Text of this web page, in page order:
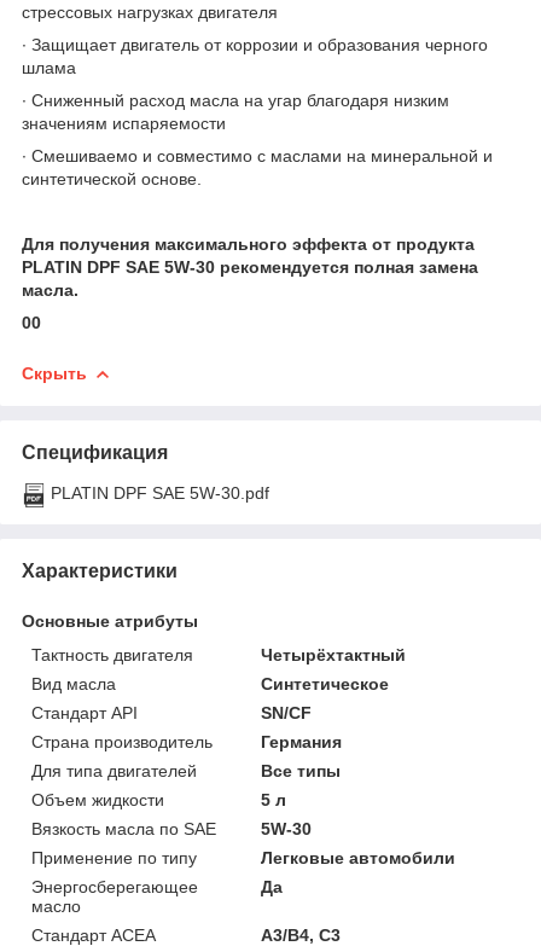
стрессовых нагрузках двигателя
∙ Защищает двигатель от коррозии и образования черного
шлама
∙ Сниженный расход масла на угар благодаря низким
значениям испаряемости
∙ Смешиваемо и совместимо с маслами на минеральной и
синтетической основе.
Для получения максимального эффекта от продукта
PLATIN DPF SAE 5W-30 рекомендуется полная замена
масла.
00
Скрыть
Спецификация
PLATIN DPF SAE 5W-30.pdf
Характеристики
Основные атрибуты
Тактность двигателя
Четырёхтактный
Вид масла
Синтетическое
Стандарт API
SN/CF
Страна производитель
Германия
Для типа двигателей
Все типы
Объем жидкости
5 л
Вязкость масла по SAE
5W-30
Применение по типу
Легковые автомобили
Энергосберегающее
масло
Да
Стандарт ACEA
A3/B4, C3